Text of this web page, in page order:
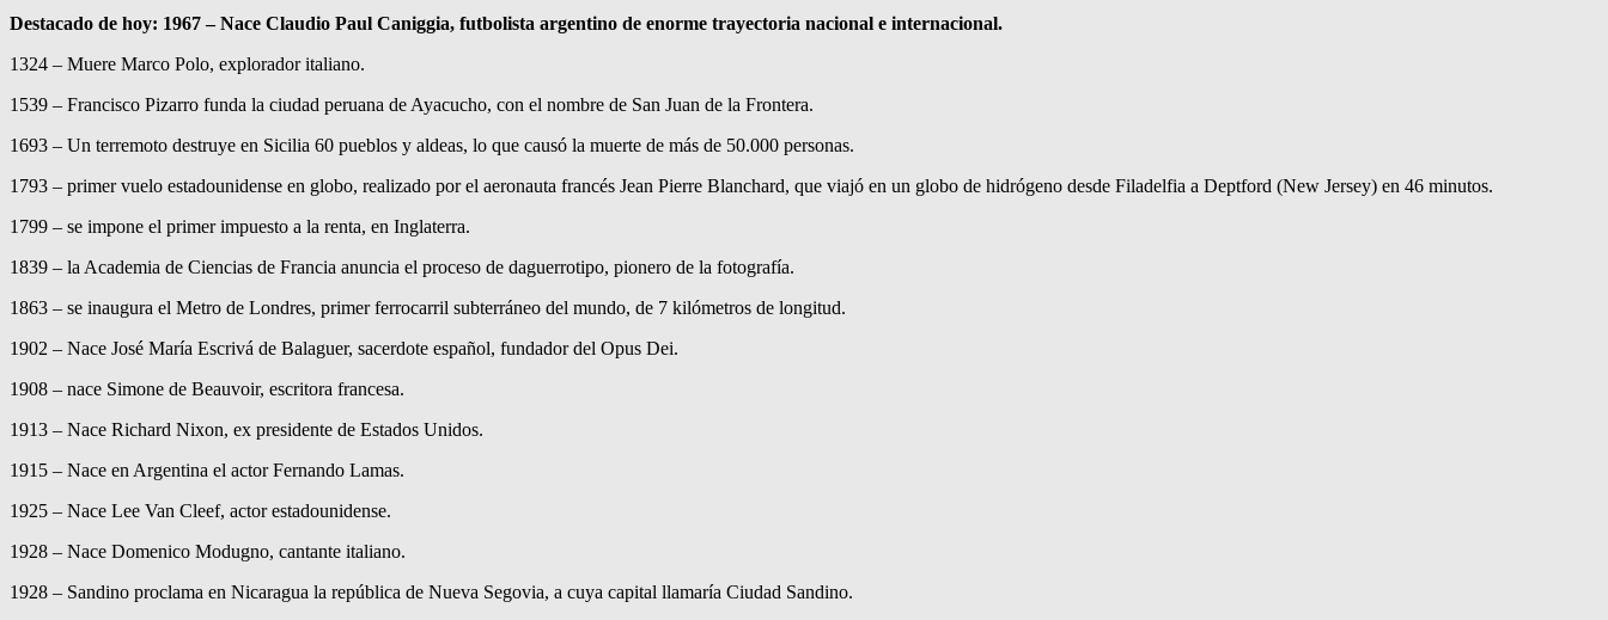
Destacado de hoy: 1967 – Nace Claudio Paul Caniggia, futbolista argentino de enorme trayectoria nacional e internacional.
1324 – Muere Marco Polo, explorador italiano.
1539 – Francisco Pizarro funda la ciudad peruana de Ayacucho, con el nombre de San Juan de la Frontera.
1693 – Un terremoto destruye en Sicilia 60 pueblos y aldeas, lo que causó la muerte de más de 50.000 personas.
1793 – primer vuelo estadounidense en globo, realizado por el aeronauta francés Jean Pierre Blanchard, que viajó en un globo de hidrógeno desde Filadelfia a Deptford (New Jersey) en 46 minutos.
1799 – se impone el primer impuesto a la renta, en Inglaterra.
1839 – la Academia de Ciencias de Francia anuncia el proceso de daguerrotipo, pionero de la fotografía.
1863 – se inaugura el Metro de Londres, primer ferrocarril subterráneo del mundo, de 7 kilómetros de longitud.
1902 – Nace José María Escrivá de Balaguer, sacerdote español, fundador del Opus Dei.
1908 – nace Simone de Beauvoir, escritora francesa.
1913 – Nace Richard Nixon, ex presidente de Estados Unidos.
1915 – Nace en Argentina el actor Fernando Lamas.
1925 – Nace Lee Van Cleef, actor estadounidense.
1928 – Nace Domenico Modugno, cantante italiano.
1928 – Sandino proclama en Nicaragua la república de Nueva Segovia, a cuya capital llamaría Ciudad Sandino.